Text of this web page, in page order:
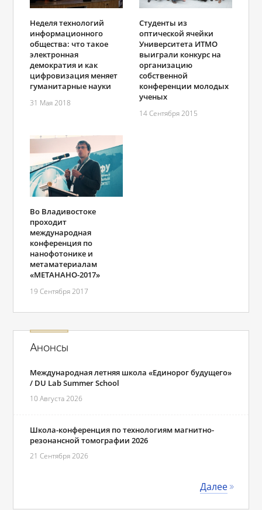
Неделя технологий
информационного
общества: что такое
электронная
демократия и как
цифровизация меняет
гуманитарные науки
31 Мая 2018
Студенты из
оптической ячейки
Университета ИТМО
выиграли конкурс на
организацию
собственной
конференции молодых
ученых
14 Сентября 2015
Во Владивостоке
проходит
международная
конференция по
нанофотонике и
метаматериалам
«МЕТАНАНО-2017»
19 Сентября 2017
Анонсы
Международная летняя школа «Единорог будущего»
/ DU Lab Summer School
10 Августа 2026
Школа-конференция по технологиям магнитно-
резонансной томографии 2026
21 Сентября 2026
Далее